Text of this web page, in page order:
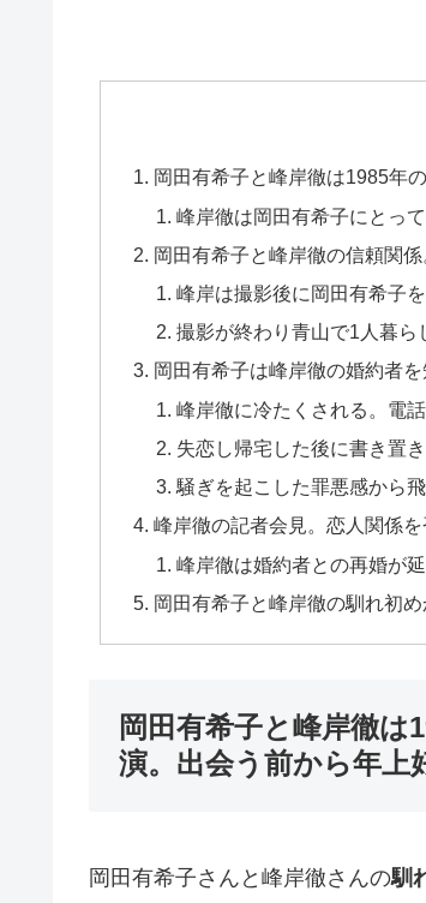
岡田有希子と峰岸徹は1985年
峰岸徹は岡田有希子にとっ
岡田有希子と峰岸徹の信頼関
峰岸は撮影後に岡田有希子
撮影が終わり青山で1人暮ら
岡田有希子は峰岸徹の婚約者
峰岸徹に冷たくされる。電
失恋し帰宅した後に書き置
騒ぎを起こした罪悪感から
峰岸徹の記者会見。恋人関係
峰岸徹は婚約者との再婚が
岡田有希子と峰岸徹の馴れ初
岡田有希子と峰岸徹
演。出会う前から年上
岡田有希子さんと峰岸徹さんの馴